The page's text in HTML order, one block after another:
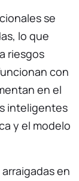
se
lo que
riesgos
con
en el
inteligentes
y el modelo
en